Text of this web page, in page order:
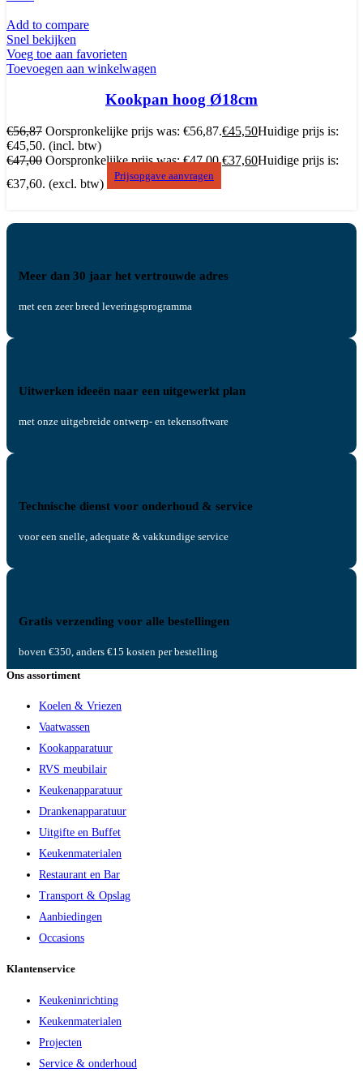
Add to compare
Snel bekijken
Voeg toe aan favorieten
Toevoegen aan winkelwagen
Kookpan hoog Ø18cm
€56,87 Oorspronkelijke prijs was: €56,87.€45,50Huidige prijs is:
€45,50. (incl. btw)
€47,00 Oorspronkelijke prijs was: €47,00.€37,60Huidige prijs is:
€37,60. (excl. btw)
Prijsopgave aanvragen
Meer dan 30 jaar het vertrouwde adres
met een zeer breed leveringsprogramma
Uitwerken ideeën naar een uitgewerkt plan
met onze uitgebreide ontwerp- en tekensoftware
Technische dienst voor onderhoud & service
voor een snelle, adequate & vakkundige service
Gratis verzending voor alle bestellingen
boven €350, anders €15 kosten per bestelling
Ons assortiment
Koelen & Vriezen
Vaatwassen
Kookapparatuur
RVS meubilair
Keukenapparatuur
Drankenapparatuur
Uitgifte en Buffet
Keukenmaterialen
Restaurant en Bar
Transport & Opslag
Aanbiedingen
Occasions
Klantenservice
Keukeninrichting
Keukenmaterialen
Projecten
Service & onderhoud